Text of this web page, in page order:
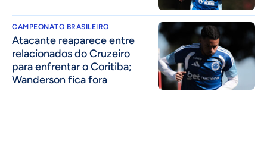
CAMPEONATO BRASILEIRO
Atacante reaparece entre
relacionados do Cruzeiro
para enfrentar o Coritiba;
Wanderson fica fora